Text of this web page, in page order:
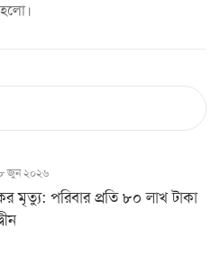
হলো।
জুন ২০২৬
মৃত্যু: পরিবার প্রতি ৮০ লাখ টাকা